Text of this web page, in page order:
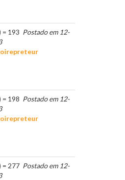
= 193 Postado em 12-
= 198 Postado em 12-
= 277 Postado em 12-